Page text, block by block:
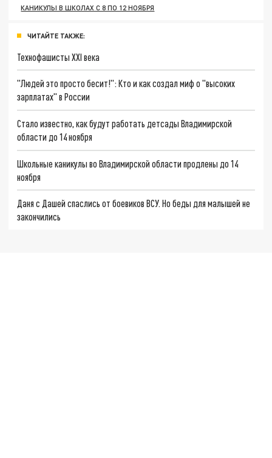
КАНИКУЛЫ В ШКОЛАХ С 8 ПО 12 НОЯБРЯ
ЧИТАЙТЕ ТАКЖЕ:
Технофашисты XXI века
"Людей это просто бесит!": Кто и как создал миф о "высоких
зарплатах" в России
Стало известно, как будут работать детсады Владимирской
области до 14 ноября
Школьные каникулы во Владимирской области продлены до 14
ноября
Даня с Дашей спаслись от боевиков ВСУ. Но беды для малышей не
закончились